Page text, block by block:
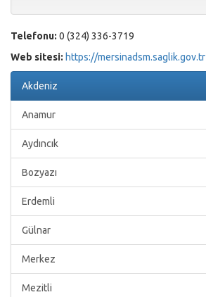
Telefonu: 0 (324) 336-3719
Web sitesi: https://mersinadsm.saglik.gov.tr
Akdeniz
Anamur
Aydıncık
Bozyazı
Erdemli
Gülnar
Merkez
Mezitli